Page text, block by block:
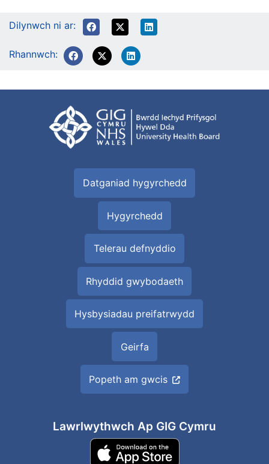
Dilynwch ni ar:
Rhannwch:
Datganiad hygyrchedd
Hygyrchedd
Telerau defnyddio
Rhyddid gwybodaeth
Hysbysiadau preifatrwydd
Geirfa
Popeth am gwcis
Lawrlwythwch Ap GIG Cymru